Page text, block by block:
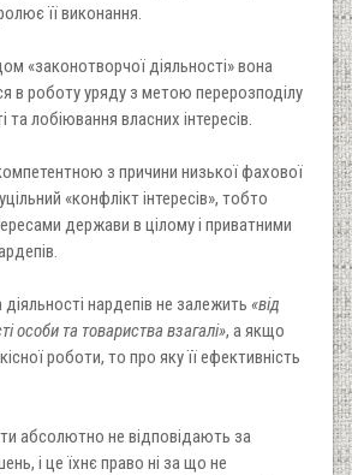
її виконання.
«законотворчої діяльності» вона
в роботу уряду з метою перерозподілу
лобіювання власних інтересів.
з причини низької фахової
«конфлікт інтересів», тобто
держави в цілому і приватними
нардепів не залежить «від
особи та товариства взагалі», а якщо
роботи, то про яку її ефективність
абсолютно не відповідають за
і це їхнє право ні за що не